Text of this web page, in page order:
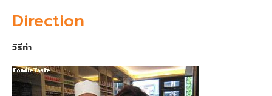
Direction
วิธีทำ